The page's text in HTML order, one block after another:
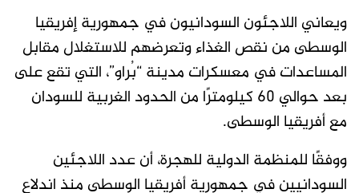
ويعاني اللاجئون السودانيون في جمهورية إفريقيا
الوسطى من نقص الغذاء وتعرضهم للاستغلال مقابل
المساعدات في معسكرات مدينة “بُراو”، التي تقع على
بعد حوالي 60 كيلومترًا من الحدود الغربية للسودان
مع أفريقيا الوسطى.
ووفقًا للمنظمة الدولية للهجرة، أن عدد اللاجئين
السودانيين في جمهورية أفريقيا الوسطى منذ اندلاع